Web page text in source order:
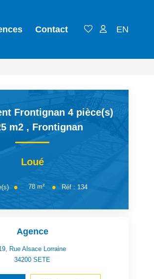
Contact EN
Frontignan 4 pièce(s)
m2 , Frontignan
Loué
78m² Réf : 134
Agence
Rue Alsace Lorraine
34200SETE